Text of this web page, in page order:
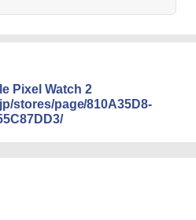
Pixel Watch 2
stores/page/810A35D8-